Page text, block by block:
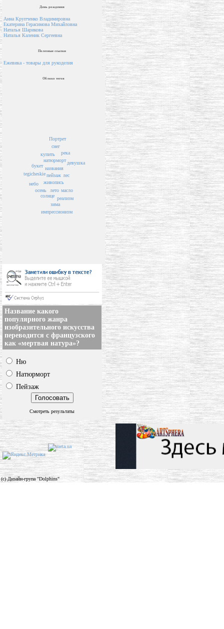
День рождения
Анна Крупченко Владимировна
Екатерина Герасимова Михайловна
Наталья Шарикова
Наталья Каленик Сергеевна
Полезные ссылки
Ежевика - товары для рукоделия
Облако тегов
пейзаж
названия
живопись
лето
натюрморт
купить
солнце
лес
зима
осень
букет
масло
река
снег
tegicheskie
реализм
небо
импрессионизм
Портрет
девушка
Название какого
популярного жанра
изобразительного искусства
переводится с французского
как «мертвая натура»?
Ню
Натюрморт
Пейзаж
Смотреть результаты
(c) Дизайн-група "Dolphins"